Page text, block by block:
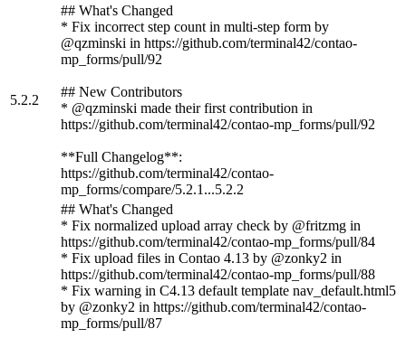
5.2.2
## What's Changed
* Fix incorrect step count in multi-step form by
@qzminski in https://github.com/terminal42/contao-
mp_forms/pull/92
## New Contributors
* @qzminski made their first contribution in
https://github.com/terminal42/contao-mp_forms/pull/92
**Full Changelog**:
https://github.com/terminal42/contao-
mp_forms/compare/5.2.1...5.2.2
## What's Changed
* Fix normalized upload array check by @fritzmg in
https://github.com/terminal42/contao-mp_forms/pull/84
* Fix upload files in Contao 4.13 by @zonky2 in
https://github.com/terminal42/contao-mp_forms/pull/88
* Fix warning in C4.13 default template nav_default.html5
by @zonky2 in https://github.com/terminal42/contao-
mp_forms/pull/87